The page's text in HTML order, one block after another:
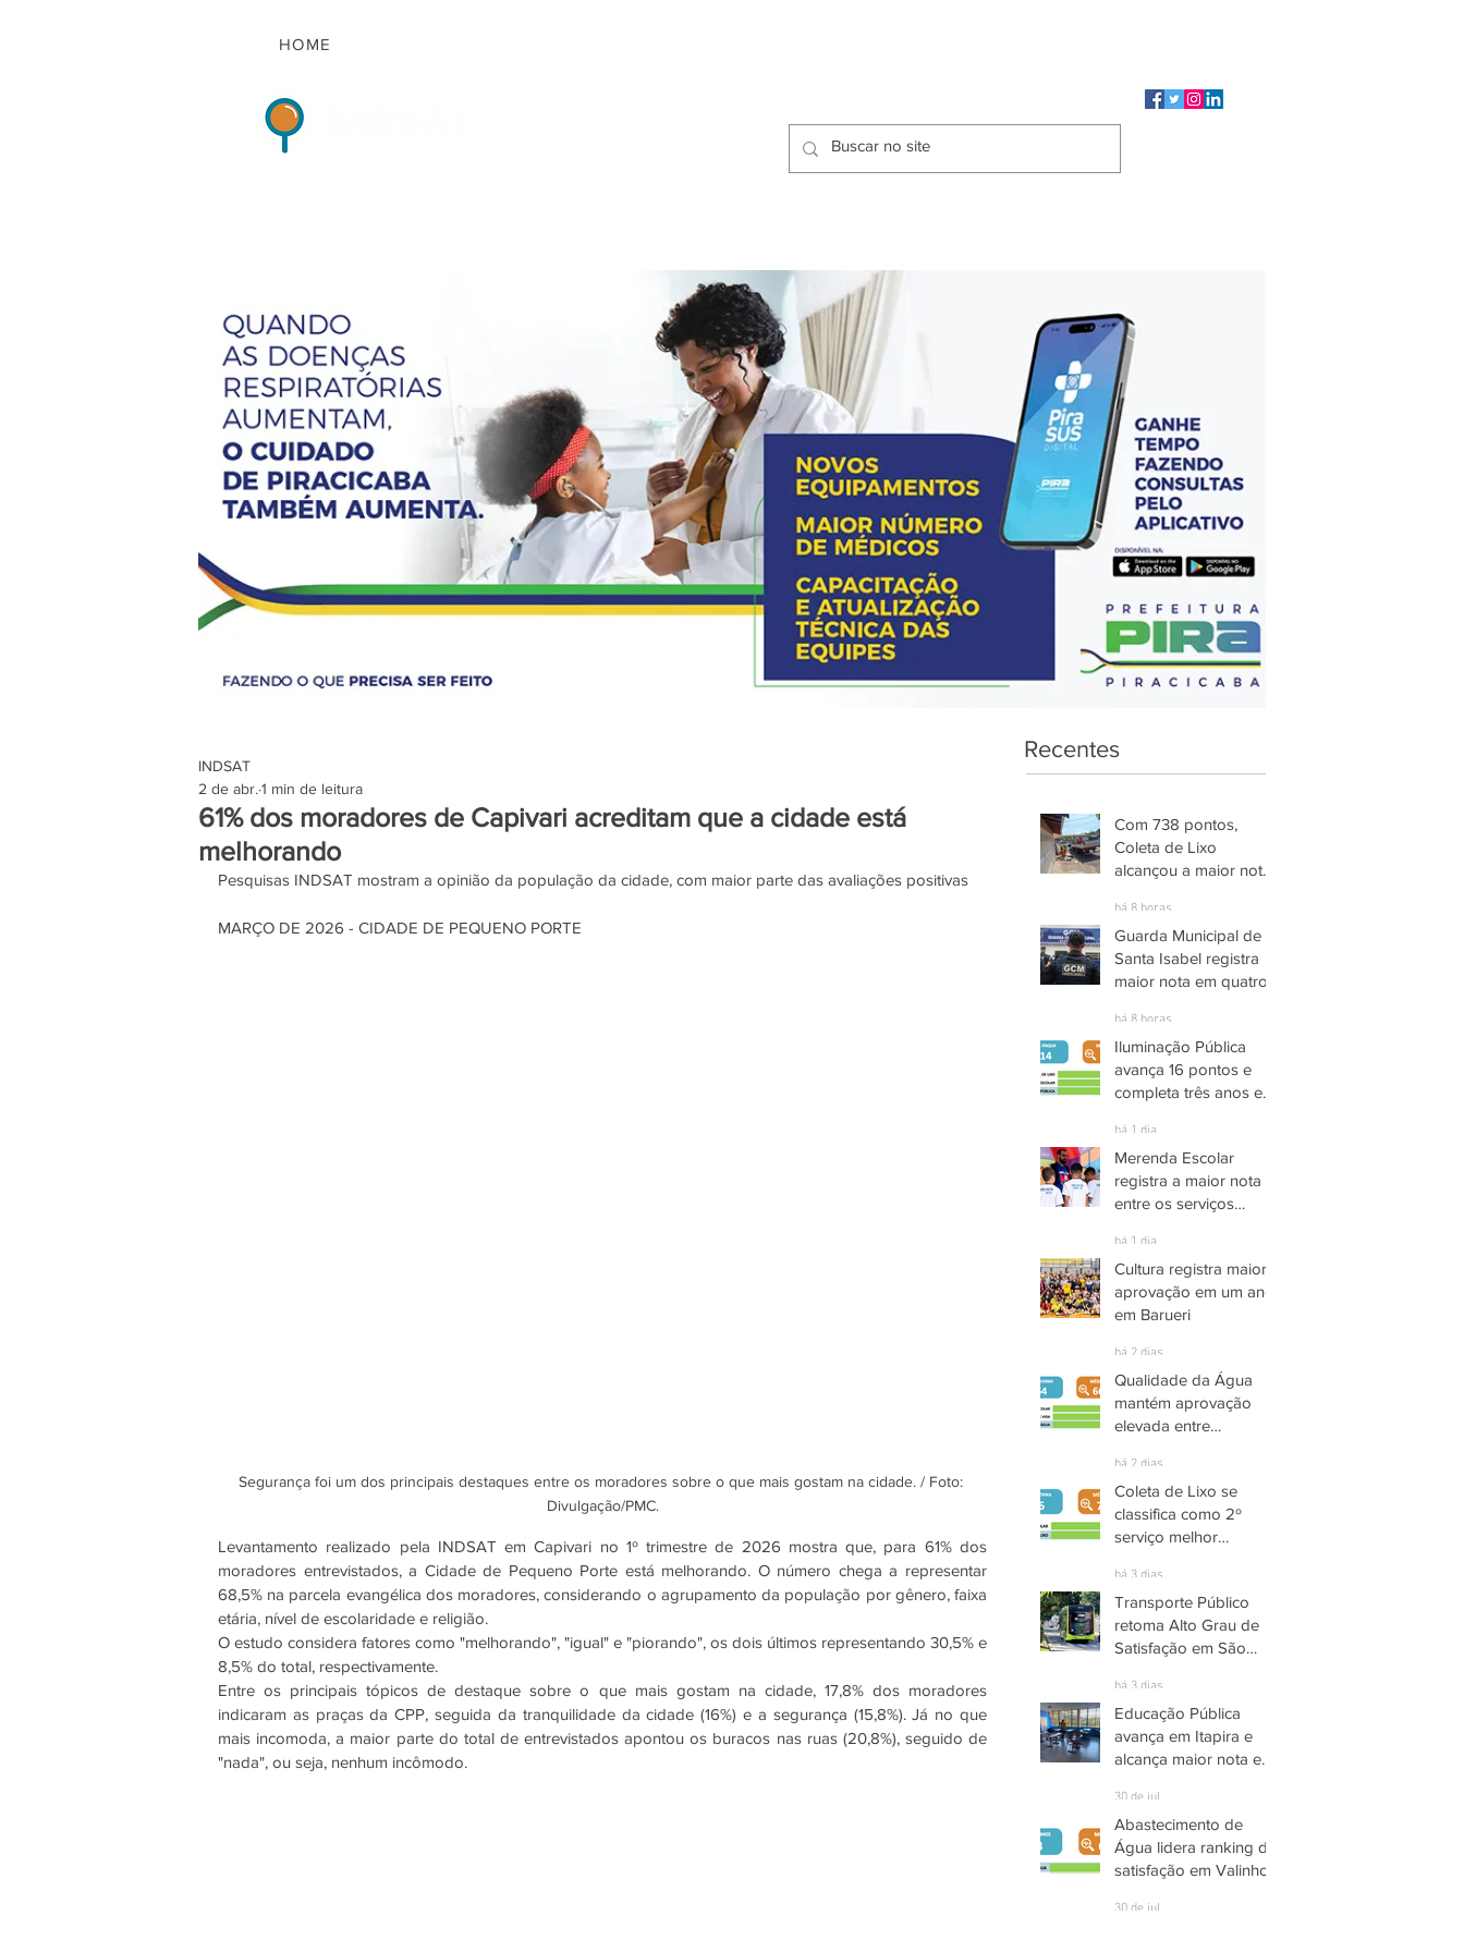
HOME
61% dos moradores de Capivari acreditam que a cidade está
melhorando
INDSAT
2 de abr. 1 min de leitura
Pesquisas INDSAT mostram a opinião da população da cidade, com maior parte das avaliações positivas
MARÇO DE 2026 - CIDADE DE PEQUENO PORTE
Segurança foi um dos principais destaques entre os moradores sobre o que mais gostam na cidade. / Foto:
Divulgação/PMC.
Levantamento realizado pela INDSAT em Capivari no 1º trimestre de 2026 mostra que, para 61% dos
moradores entrevistados, a Cidade de Pequeno Porte está melhorando. O número chega a representar
68,5% na parcela evangélica dos moradores, considerando o agrupamento da população por gênero, faixa
etária, nível de escolaridade e religião.
O estudo considera fatores como "melhorando", "igual" e "piorando", os dois últimos representando 30,5% e
8,5% do total, respectivamente.
Entre os principais tópicos de destaque sobre o que mais gostam na cidade, 17,8% dos moradores
indicaram as praças da CPP, seguida da tranquilidade da cidade (16%) e a segurança (15,8%). Já no que
mais incomoda, a maior parte do total de entrevistados apontou os buracos nas ruas (20,8%), seguido de
"nada", ou seja, nenhum incômodo.
Recentes
Com 738 pontos,
Coleta de Lixo
alcançou a maior nota
avaliados em
Piracicaba
há 8 horas
Guarda Municipal de
Santa Isabel registra
maior nota em quatro
INDSAT
há 8 horas
Iluminação Pública
avança 16 pontos e
completa três anos em
Satisfação em
Itaquaquecetuba
há 1 dia
Merenda Escolar
registra a maior nota
entre os serviços
há 1 dia
Cultura registra maior
aprovação em um ano
em Barueri
há 2 dias
Qualidade da Água
mantém aprovação
elevada entre
há 2 dias
Coleta de Lixo se
classifica como 2º
serviço melhor
de Parnaíba
há 3 dias
Transporte Público
retoma Alto Grau de
Satisfação em São
há 3 dias
Educação Pública
avança em Itapira e
alcança maior nota em
30 de jul.
Abastecimento de
Água lidera ranking de
satisfação em Valinhos
30 de jul.